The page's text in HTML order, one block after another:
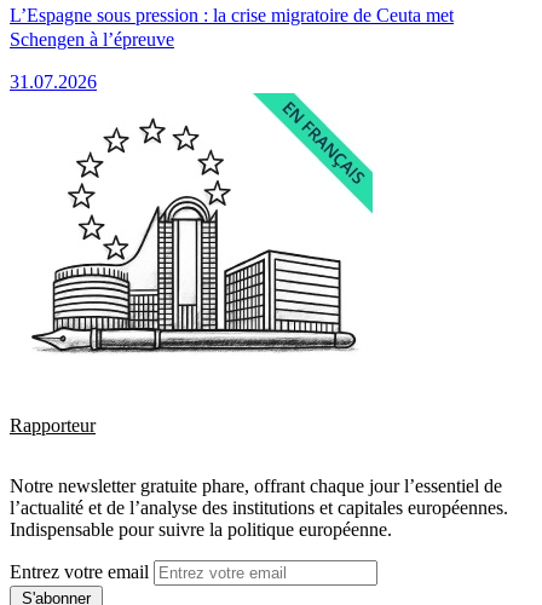
L’Espagne sous pression : la crise migratoire de Ceuta met
Schengen à l’épreuve
31.07.2026
Rapporteur
Notre newsletter gratuite phare, offrant chaque jour l’essentiel de
l’actualité et de l’analyse des institutions et capitales européennes.
Indispensable pour suivre la politique européenne.
Entrez votre email
S'abonner